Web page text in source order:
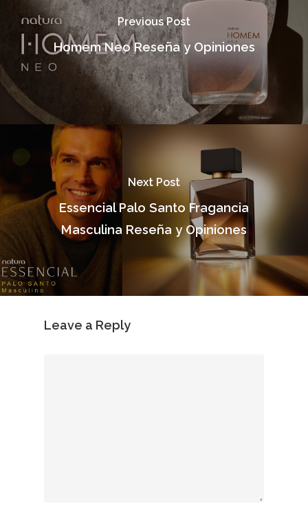
Previous Post
Homem Neo Reseña y Opiniones
Next Post
Essencial Palo Santo Fragancia
Masculina Reseña y Opiniones
Leave a Reply